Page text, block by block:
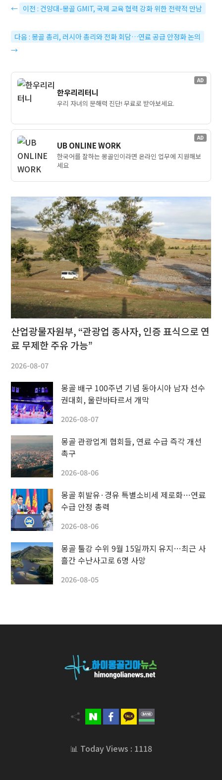
← 이전 : 건양대-몽골 GMIT, 국제 교육 협력 강화 위한 전략적 만남
다음 : 몽골 총리, 러시아 총리와 전화 회담…연료 공급 안정화 논의
→
AD
한우리리터니
우리 자녀의 문해력 진단! 무료로 받아보세요.
AD
UB ONLINE WORK
한국어를 잘하는 몽골인이라면 온라인 업무에 지원해보
세요
산업광물자원부, “관광업 종사자, 인증 표식으로 연
료 무제한 주유 가능”
2026-08-07
몽골 배구 100주년 기념 동아시아 남자 선수
권대회, 울란바타르서 개막
2026-08-07
몽골 관광업계 협회들, 연료 수급 즉각 개선
촉구
2026-08-06
몽골 휘발유·경유 특별소비세 제로화…연료
수급 안정 총력
2026-08-06
몽골 툴강 수위 9월 15일까지 유지…최근 사
흘간 수난사고로 6명 사망
2026-08-05
📊 Today Views : 1118